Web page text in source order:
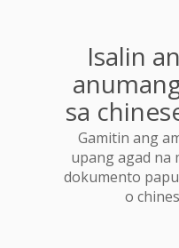
Isalin
sa
Gamitin ang
upang agad na
dokumento
o